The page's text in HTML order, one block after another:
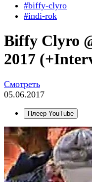
#biffy-clyro
#indi-rok
Biffy Clyro
2017
Смотреть
05.06.2017
Плеер YouTube